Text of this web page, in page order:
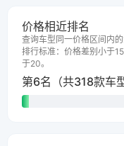
价格相近排名
查询车型同一价格区间内
排行标准：价格差别小于
于20。
第6名（共318款车型